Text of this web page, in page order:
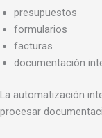
presupuestos
formularios
facturas
documentación
La automatización
procesar